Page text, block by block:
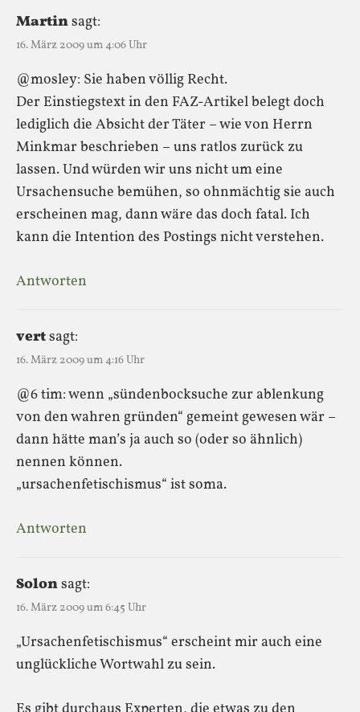
Martinsagt:
16. März 2009 um 4:06 Uhr
@mosley: Sie haben völlig Recht.
Der Einstiegstext in den FAZ-Artikel belegt doch
lediglich die Absicht der Täter – wie von Herrn
Minkmar beschrieben – uns ratlos zurück zu
lassen. Und würden wir uns nicht um eine
Ursachensuche bemühen, so ohnmächtig sie auch
erscheinen mag, dann wäre das doch fatal. Ich
kann die Intention des Postings nicht verstehen.
Antworten
vertsagt:
16. März 2009 um 4:16 Uhr
@6 tim: wenn „sündenbocksuche zur ablenkung
von den wahren gründen“ gemeint gewesen wär –
dann hätte man’s ja auch so (oder so ähnlich)
nennen können.
„ursachenfetischismus“ ist soma.
Antworten
Solonsagt:
16. März 2009 um 6:45 Uhr
„Ursachenfetischismus“ erscheint mir auch eine
unglückliche Wortwahl zu sein.